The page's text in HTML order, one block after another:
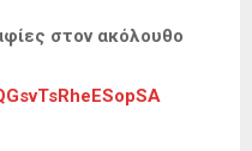
στον ακόλουθο